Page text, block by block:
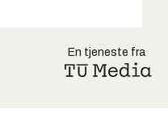
En tjeneste fra